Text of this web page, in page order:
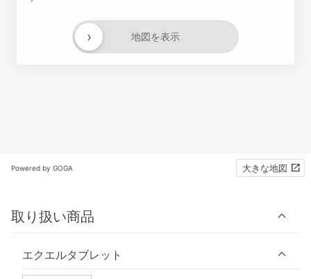
地図を表示
›
Powered by GOGA 大きな地図
取り扱い商品
エクエルタブレット